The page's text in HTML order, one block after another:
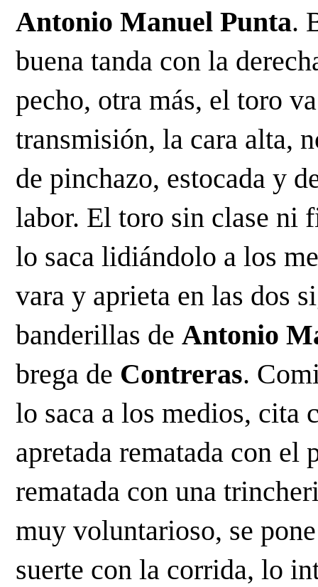
Antonio Manuel Punta.
buena tanda con la
pecho, otra más, el toro
transmisión, la cara alta,
de pinchazo, estocada y
labor. El toro sin clase ni
lo saca lidiándolo a los
vara y aprieta en las dos
banderillas de Antonio
brega de Contreras.
lo saca a los medios, cita
apretada rematada con el
rematada con una
muy voluntarioso, se
suerte con la corrida, lo